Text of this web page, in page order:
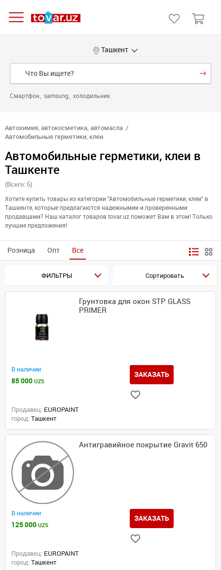
Ташкент
Смартфон samsung холодильник
Автохимия, автокосметика, автомасла
Автомобильные герметики, клеи
Автомобильные герметики, клеи в
Ташкенте
(Всего: 5)
Хотите купить товары из категории "Автомобильные герметики, клеи" в
Ташкенте, которые предлагаются надежнымии и проверенными
продавцами? Наш каталог товаров tovar.uz поможет Вам в этом! Только
лучшие предложения!
Розница Опт Все
ФИЛЬТРЫ Сортировать
Грунтовка для окон STP GLASS
PRIMER
В наличии
85 000 UZS
ЗАКАЗАТЬ
Продавец: EUROPAINT
город: Ташкент
Антигравийное покрытие Gravit 650
В наличии
125 000 UZS
ЗАКАЗАТЬ
Продавец: EUROPAINT
город: Ташкент